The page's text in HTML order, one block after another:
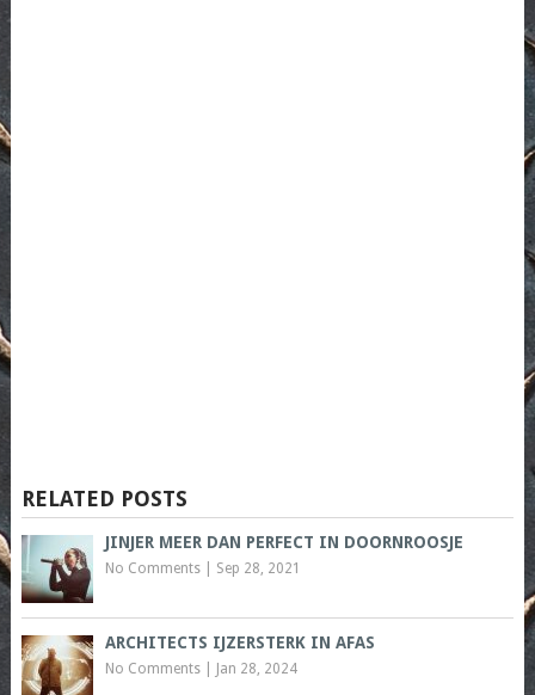
RELATED POSTS
JINJER MEER DAN PERFECT IN DOORNROOSJE
No Comments| Sep 28, 2021
ARCHITECTS IJZERSTERK IN AFAS
No Comments| Jan 28, 2024